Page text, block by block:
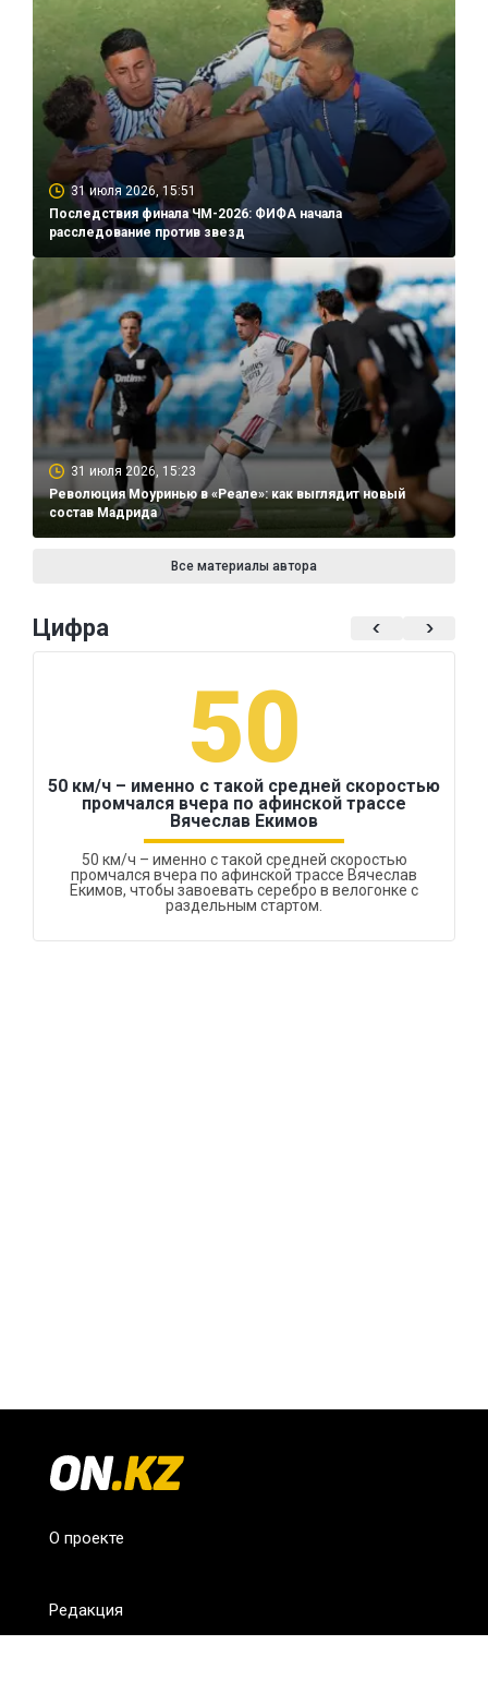
31 июля 2026, 15:51
Последствия финала ЧМ-2026: ФИФА начала
расследование против звезд
31 июля 2026, 15:23
Революция Моуринью в «Реале»: как выглядит новый
состав Мадрида
Все материалы автора
Цифра
50
50 км/ч – именно с такой средней скоростью
промчался вчера по афинской трассе
Вячеслав Екимов
50 км/ч – именно с такой средней скоростью
промчался вчера по афинской трассе Вячеслав
Екимов, чтобы завоевать серебро в велогонке с
раздельным стартом.
О проекте
Редакция